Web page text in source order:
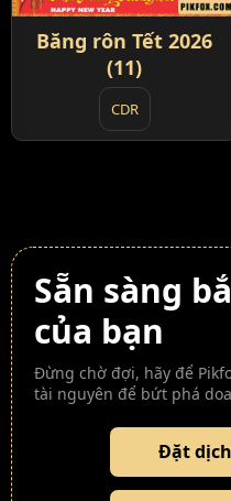
Băng rôn Tết 2026
(11)
CDR
Sẵn sàng
của bạn
Đừng chờ đợi, hãy để
tài nguyên để bứt phá
Đặt